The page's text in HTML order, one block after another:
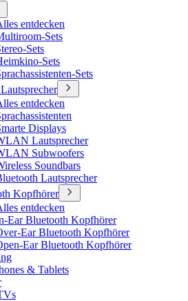
entdecken
Sets
Sets
Sets
Sets
entdecken
Displays
Lautsprecher
Subwoofers
Soundbars
Lautsprecher
Kopfhörer
entdecken
Ear Bluetooth Kopfhörer
Ear Bluetooth Kopfhörer
Ear Bluetooth Kopfhörer
& Tablets